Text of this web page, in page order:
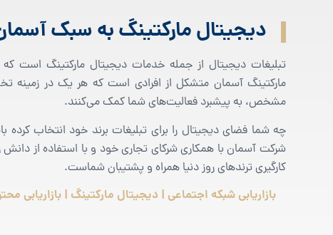
دیجیتال مارکتینگ به سبک
تبلیغات دیجیتال از جمله خدمات دیجیتال مارکتینگ است
مارکتینگ آسمان متشکل از افرادی است که هر یک در زمینه
مشخص، به پیشبرد فعالیت‌های شما کمک می‌کنند.
شرکت آسمان با همکاری شرکای تجاری خود و با استفاده از دانش
کارگیری ترندهای روز دنیا همراه و پشتیبان شماست.
بازاریابی شبکه اجتماعی | دیجیتال مارکتینگ | بازاریابی